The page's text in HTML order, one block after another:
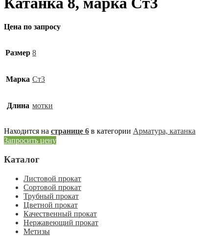
Цена по запросу
Размер 8
Марка Ст3
Длина мотки
Находится на странице 6 в категории Арматура, катанка
Запросить цену
Каталог
Листовой прокат
Сортовой прокат
Трубный прокат
Цветной прокат
Качественный прокат
Нержавеющий прокат
Метизы